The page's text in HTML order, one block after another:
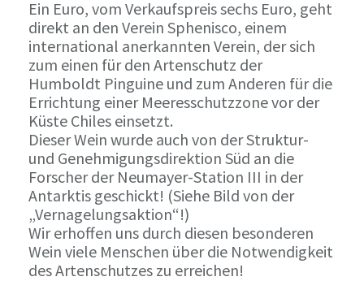
Ein Euro, vom Verkaufspreis sechs Euro, geht
direkt an den Verein Sphenisco, einem
international anerkannten Verein, der sich
zum einen für den Artenschutz der
Humboldt Pinguine und zum Anderen für die
Errichtung einer Meeresschutzzone vor der
Küste Chiles einsetzt.
Dieser Wein wurde auch von der Struktur-
und Genehmigungsdirektion Süd an die
Forscher der Neumayer-Station III in der
Antarktis geschickt! (Siehe Bild von der
„Vernagelungsaktion“!)
Wir erhoffen uns durch diesen besonderen
Wein viele Menschen über die Notwendigkeit
des Artenschutzes zu erreichen!